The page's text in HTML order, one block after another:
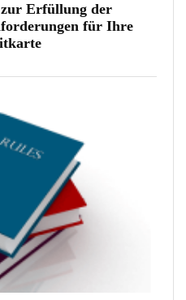
Erfüllung der
für Ihre